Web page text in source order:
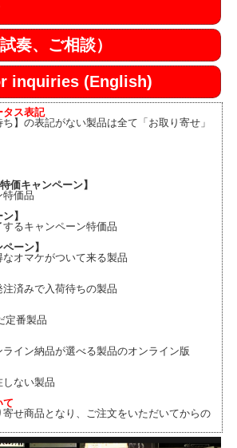
奏、ご相談）
inquiries (English)
タス表記
ち】の表記がない製品は全て「お取り寄せ」
価キャンペーン】
特価品
】
るキャンペーン特価品
ーン】
オマケがついて来る製品
済みで入荷待ちの製品
定番製品
イン納品が選べる製品のオンライン版
しない製品
て
寄せ商品となり、ご注文をいただいてからの